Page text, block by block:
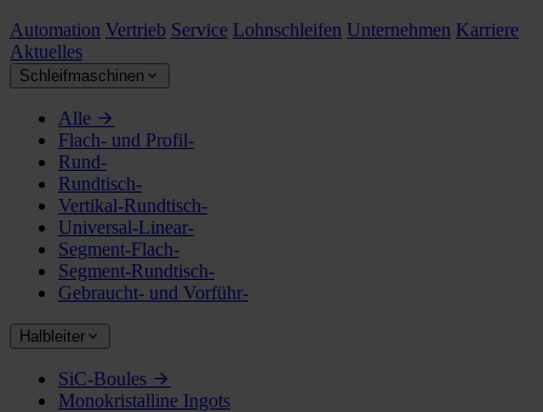
Automation Vertrieb Service Lohnschleifen Unternehmen Karriere
Aktuelles
Schleifmaschinen
Alle
Flach- und Profil-
Rund-
Rundtisch-
Vertikal-Rundtisch-
Universal-Linear-
Segment-Flach-
Segment-Rundtisch-
Gebraucht- und Vorführ-
Halbleiter
SiC-Boules
Monokristalline Ingots